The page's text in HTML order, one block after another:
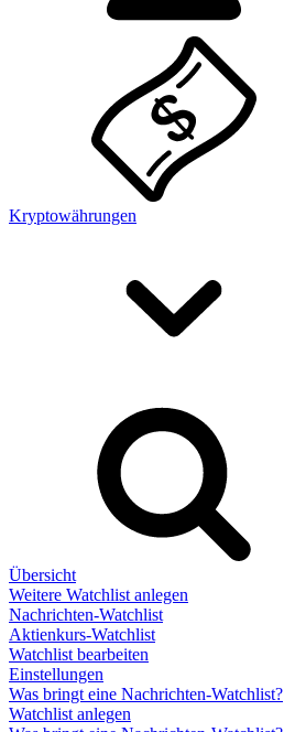
Kryptowährungen
Übersicht
Weitere Watchlist anlegen
Nachrichten-Watchlist
Aktienkurs-Watchlist
Watchlist bearbeiten
Einstellungen
Was bringt eine Nachrichten-Watchlist?
Watchlist anlegen